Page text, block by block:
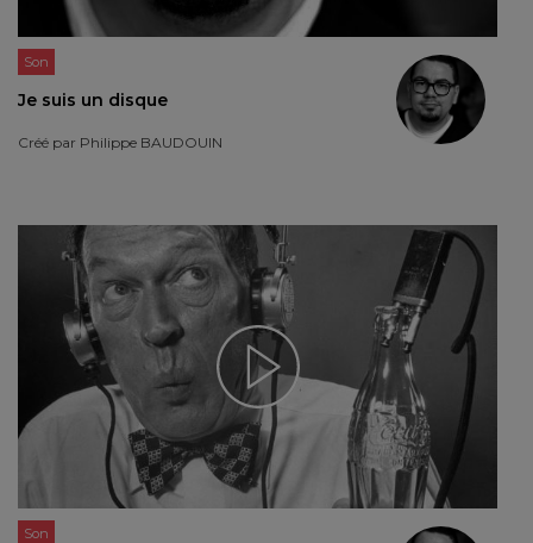
Son
Je suis un disque
Créé par Philippe BAUDOUIN
Son